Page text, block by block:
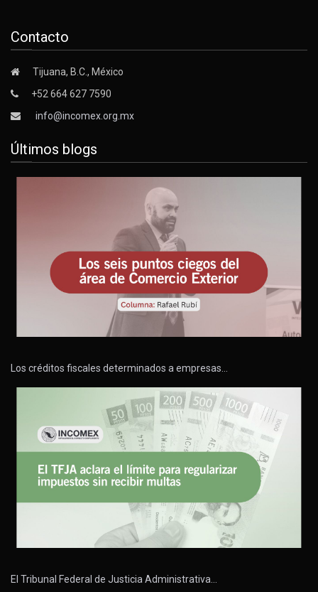
Contacto
Tijuana, B.C., México
+52 664 627 7590
info@incomex.org.mx
Últimos blogs
Los créditos fiscales determinados a empresas…
El Tribunal Federal de Justicia Administrativa…